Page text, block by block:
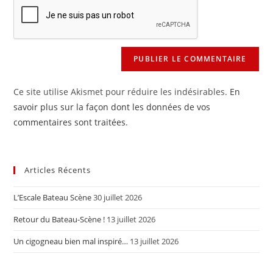
votre
site
(facultatif)
Ce site utilise Akismet pour réduire les indésirables. En
savoir plus sur la façon dont les données de vos
commentaires sont traitées.
Articles Récents
L’Escale Bateau Scène30 juillet 2026
Retour du Bateau-Scène ! 13 juillet 2026
Un cigogneau bien mal inspiré… 13 juillet 2026